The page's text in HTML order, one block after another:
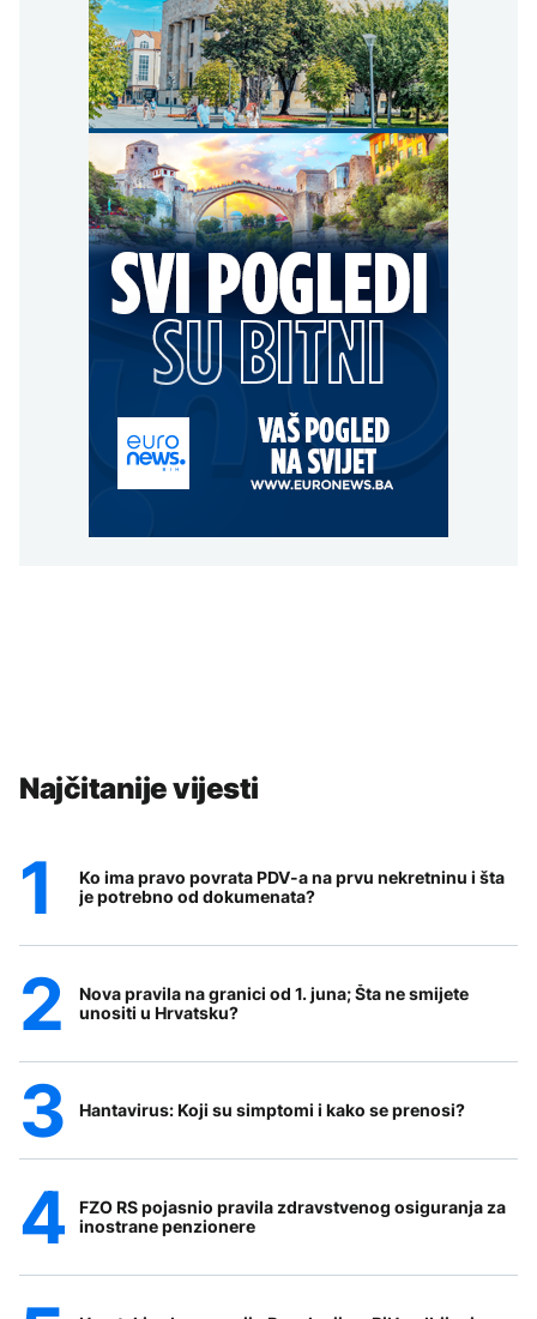
Najčitanije vijesti
Ko ima pravo povrata PDV-a na prvu nekretninu i šta
je potrebno od dokumenata?
Nova pravila na granici od 1. juna; Šta ne smijete
unositi u Hrvatsku?
Hantavirus: Koji su simptomi i kako se prenosi?
FZO RS pojasnio pravila zdravstvenog osiguranja za
inostrane penzionere